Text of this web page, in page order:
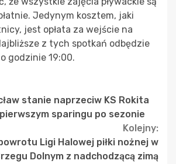
Jedynym kosztem, jaki
jest opłata za wejście na
z tych spotkań odbędzie
godzinie 19:00.
stanie naprzeciw KS Rokita
sparingu po sezonie
Kolejny:
Ligi Halowej piłki nożnej w
Dolnym z nadchodzącą zimą